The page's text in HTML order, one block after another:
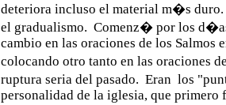
deteriora incluso el material m�s
el gradualismo. Comenz� por los
cambio en las oraciones de los Salmos
colocando otro tanto en las oraciones
ruptura seria del pasado. Eran los
personalidad de la iglesia, que primero